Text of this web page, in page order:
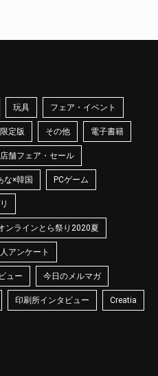
玩具 フェア・イベント
定版 その他 電子書籍
店舗フェア・セール
な×韓国 PCゲーム
ンラインとら祭り2020夏
アンケート
ュー 今日のメルマガ
印刷所インタビュー Creatia